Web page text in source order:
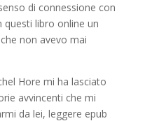
di connessione con
questi libro online un
non avevo mai
Hore mi ha lasciato
avvincenti che mi
da lei, leggere epub